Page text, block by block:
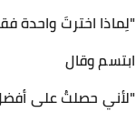
"لِماذا اخترتَ واحدة
ابتسم وقال
"لأني حصلتُ على